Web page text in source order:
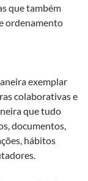
que também
ordenamento
exemplar
colaborativas e
que tudo
documentos,
hábitos